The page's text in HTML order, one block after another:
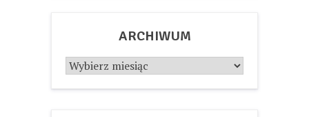
ARCHIWUM
Archiwum